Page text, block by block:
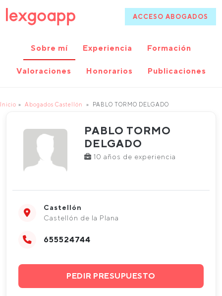
ACCESO ABOGADOS
Sobre mí Experiencia Formación
Valoraciones Honorarios Publicaciones
Inicio Abogados Castellón PABLO TORMO DELGADO
PABLO TORMO
DELGADO
10 años de experiencia
Castellón
Castellón de la Plana
655524744
PEDIR PRESUPUESTO